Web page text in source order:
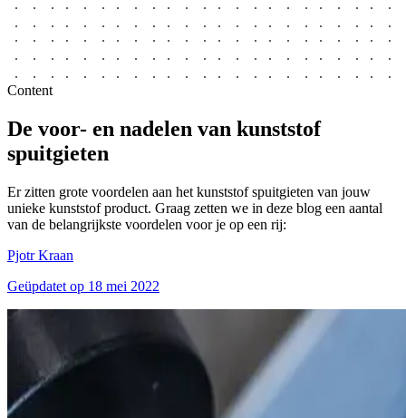
Content
De voor- en nadelen van kunststof
spuitgieten
Er zitten grote voordelen aan het kunststof spuitgieten van jouw
unieke kunststof product. Graag zetten we in deze blog een aantal
van de belangrijkste voordelen voor je op een rij:
Pjotr Kraan
Geüpdatet op 18 mei 2022